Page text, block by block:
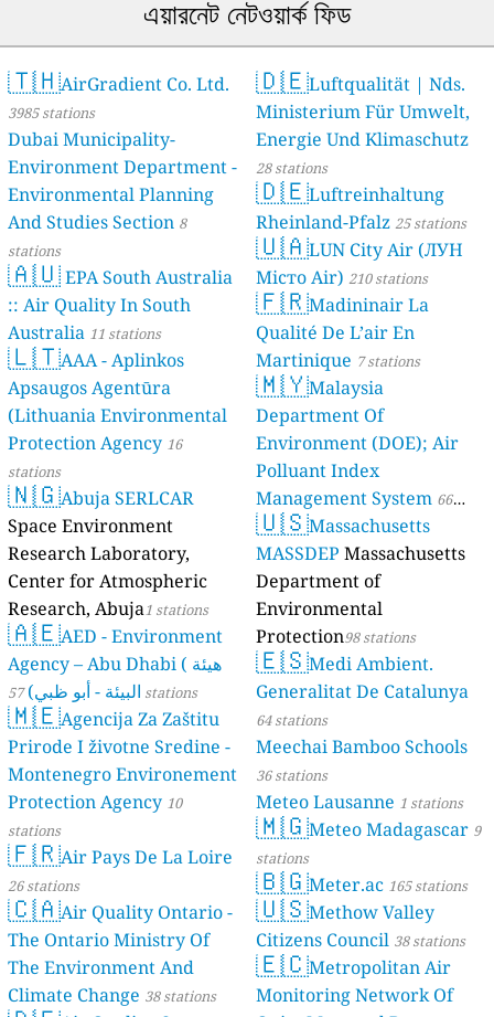
এয়ারনেট নেটওয়ার্ক ফিড
🇹🇭AirGradient Co. Ltd.
3985 stations
Dubai Municipality-
Environment Department -
Environmental Planning
And Studies Section 8
stations
🇦🇺EPA South Australia
:: Air Quality In South
Australia 11 stations
🇱🇹AAA - Aplinkos
Apsaugos Agentūra
(Lithuania Environmental
Protection Agency 16
stations
🇳🇬Abuja SERLCAR
Space Environment
Research Laboratory,
Center for Atmospheric
Research, Abuja1 stations
🇦🇪AED - Environment
Agency – Abu Dhabi ( هيئة
البيئة - أبو ظبي) 57 stations
🇲🇪Agencija Za Zaštitu
Prirode I životne Sredine -
Montenegro Environement
Protection Agency 10
stations
🇫🇷Air Pays De La Loire
26 stations
🇨🇦Air Quality Ontario -
The Ontario Ministry Of
The Environment And
Climate Change 38 stations
🇩🇪Luftqualität | Nds.
Ministerium Für Umwelt,
Energie Und Klimaschutz
28 stations
🇩🇪Luftreinhaltung
Rheinland-Pfalz 25 stations
🇺🇦LUN City Air (ЛУН
Місто Air) 210 stations
🇫🇷Madininair La
Qualité De L’air En
Martinique 7 stations
🇲🇾Malaysia
Department Of
Environment (DOE); Air
Polluant Index
Management System 66
stations
🇺🇸Massachusetts
MASSDEP Massachusetts
Department of
Environmental
Protection98 stations
🇪🇸Medi Ambient.
Generalitat De Catalunya
64 stations
Meechai Bamboo Schools
36 stations
Meteo Lausanne 1 stations
🇲🇬Meteo Madagascar 9
stations
🇧🇬Meter.ac 165 stations
🇺🇸Methow Valley
Citizens Council 38 stations
🇪🇨Metropolitan Air
Monitoring Network Of